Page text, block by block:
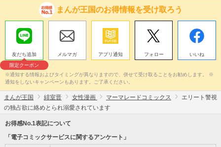
まんが王国のお得情報を受け取ろう
友だち追加
限定クーポン
メルマガ アプリ通知 フォロー いいね
※通知する情報およびタイミングが異なりますので、併せて受け取ることをお勧めします。 ※
通知をしないキャンペーンもあります。ご了承ください。
まんが王国 緋室晋 女性漫画 マーマレードコミックス
エリート警視
の独占欲に絡めとられ溺愛されています
お得感No.1表記について
「電子コミックサービスに関するアンケート」